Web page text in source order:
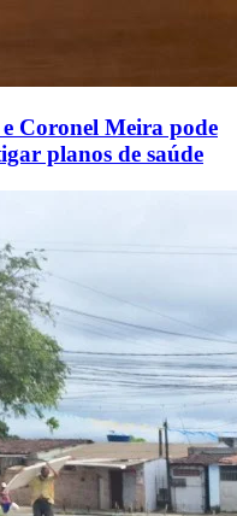
Coronel Meira pode
planos de saúde